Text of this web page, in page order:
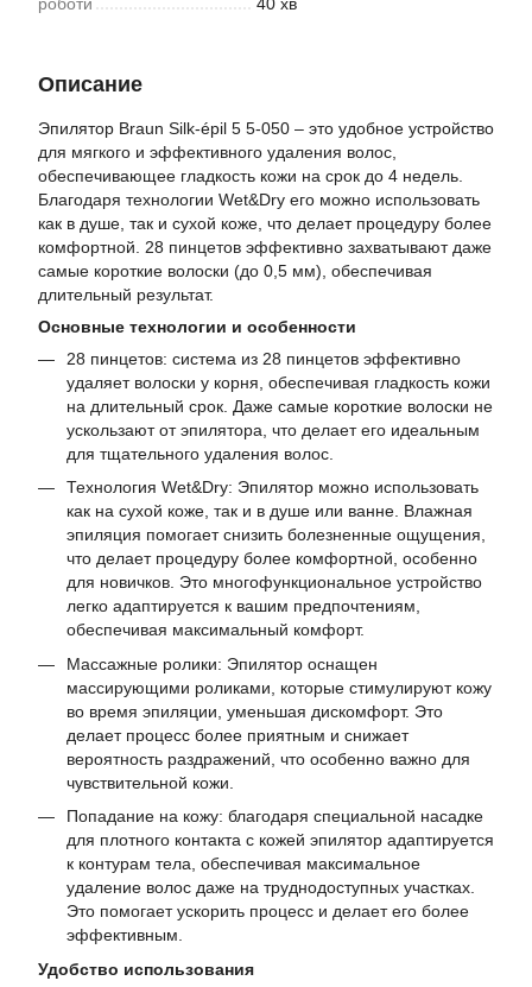
Описание
Эпилятор Braun Silk-épil 5 5-050 – это удобное устройство
для мягкого и эффективного удаления волос,
обеспечивающее гладкость кожи на срок до 4 недель.
Благодаря технологии Wet&Dry его можно использовать
как в душе, так и сухой коже, что делает процедуру более
комфортной. 28 пинцетов эффективно захватывают даже
самые короткие волоски (до 0,5 мм), обеспечивая
длительный результат.
Основные технологии и особенности
28 пинцетов: система из 28 пинцетов эффективно
удаляет волоски у корня, обеспечивая гладкость кожи
на длительный срок. Даже самые короткие волоски не
ускользают от эпилятора, что делает его идеальным
для тщательного удаления волос.
Технология Wet&Dry: Эпилятор можно использовать
как на сухой коже, так и в душе или ванне. Влажная
эпиляция помогает снизить болезненные ощущения,
что делает процедуру более комфортной, особенно
для новичков. Это многофункциональное устройство
легко адаптируется к вашим предпочтениям,
обеспечивая максимальный комфорт.
Массажные ролики: Эпилятор оснащен
массирующими роликами, которые стимулируют кожу
во время эпиляции, уменьшая дискомфорт. Это
делает процесс более приятным и снижает
вероятность раздражений, что особенно важно для
чувствительной кожи.
Попадание на кожу: благодаря специальной насадке
для плотного контакта с кожей эпилятор адаптируется
к контурам тела, обеспечивая максимальное
удаление волос даже на труднодоступных участках.
Это помогает ускорить процесс и делает его более
эффективным.
Удобство использования